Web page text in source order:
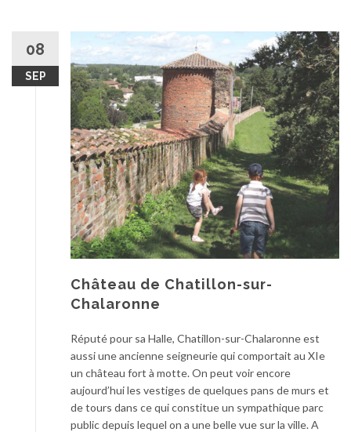
08
SEP
Château de Chatillon-sur-
Chalaronne
Réputé pour sa Halle, Chatillon-sur-Chalaronne est
aussi une ancienne seigneurie qui comportait au XIe
un château fort à motte. On peut voir encore
aujourd’hui les vestiges de quelques pans de murs et
de tours dans ce qui constitue un sympathique parc
public depuis lequel on a une belle vue sur la ville. A